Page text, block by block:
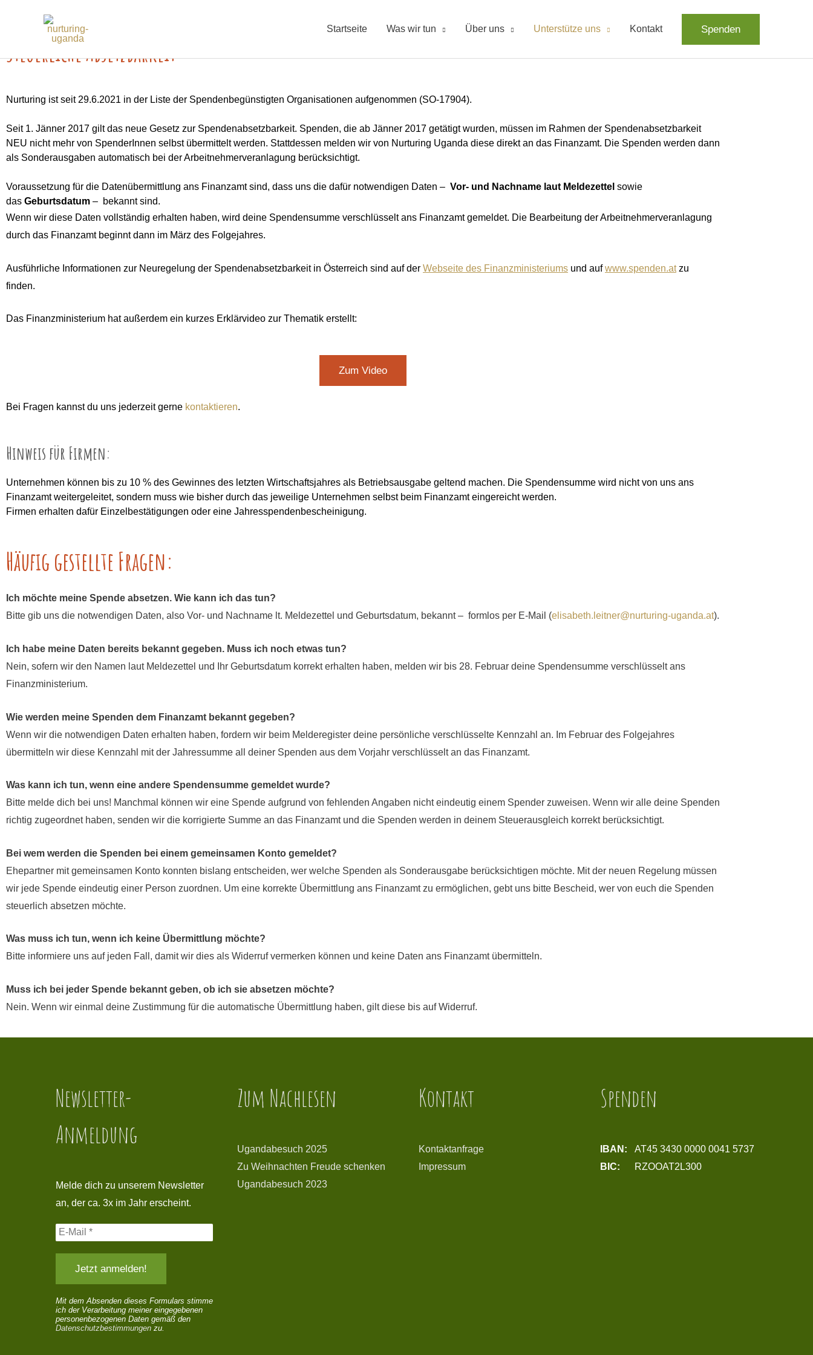
Startseite Was wir tun Über uns Unterstütze uns Kontakt Spenden
Steuerliche Absetzbarkeit
Nurturing ist seit 29.6.2021 in der Liste der Spendenbegünstigten Organisationen aufgenommen (SO-17904).
Seit 1. Jänner 2017 gilt das neue Gesetz zur Spendenabsetzbarkeit. Spenden, die ab Jänner 2017 getätigt wurden, müssen im Rahmen der Spendenabsetzbarkeit
NEU nicht mehr von SpenderInnen selbst übermittelt werden. Stattdessen melden wir von Nurturing Uganda diese direkt an das Finanzamt. Die Spenden werden dann
als Sonderausgaben automatisch bei der Arbeitnehmerveranlagung berücksichtigt.
Voraussetzung für die Datenübermittlung ans Finanzamt sind, dass uns die dafür notwendigen Daten – Vor- und Nachname laut Meldezettel sowie
das Geburtsdatum – bekannt sind.
Wenn wir diese Daten vollständig erhalten haben, wird deine Spendensumme verschlüsselt ans Finanzamt gemeldet. Die Bearbeitung der Arbeitnehmerveranlagung
durch das Finanzamt beginnt dann im März des Folgejahres.
Ausführliche Informationen zur Neuregelung der Spendenabsetzbarkeit in Österreich sind auf der Webseite des Finanzministeriums und aufwww.spenden.atzu
finden.
Das Finanzministerium hat außerdem ein kurzes Erklärvideo zur Thematik erstellt:
Zum Video
Bei Fragen kannst du uns jederzeit gerne kontaktieren.
Hinweis für Firmen:
Unternehmen können bis zu 10 % des Gewinnes des letzten Wirtschaftsjahres als Betriebsausgabe geltend machen. Die Spendensumme wird nicht von uns ans
Finanzamt weitergeleitet, sondern muss wie bisher durch das jeweilige Unternehmen selbst beim Finanzamt eingereicht werden.
Firmen erhalten dafür Einzelbestätigungen oder eine Jahresspendenbescheinigung.
Häufig gestellte Fragen:
Ich möchte meine Spende absetzen. Wie kann ich das tun?
Bitte gib uns die notwendigen Daten, also Vor- und Nachname lt. Meldezettel und Geburtsdatum, bekannt – formlos per E-Mail (elisabeth.leitner@nurturing-uganda.at).
Ich habe meine Daten bereits bekannt gegeben. Muss ich noch etwas tun?
Nein, sofern wir den Namen laut Meldezettel und Ihr Geburtsdatum korrekt erhalten haben, melden wir bis 28. Februar deine Spendensumme verschlüsselt ans
Finanzministerium.
Wie werden meine Spenden dem Finanzamt bekannt gegeben?
Wenn wir die notwendigen Daten erhalten haben, fordern wir beim Melderegister deine persönliche verschlüsselte Kennzahl an. Im Februar des Folgejahres
übermitteln wir diese Kennzahl mit der Jahressumme all deiner Spenden aus dem Vorjahr verschlüsselt an das Finanzamt.
Was kann ich tun, wenn eine andere Spendensumme gemeldet wurde?
Bitte melde dich bei uns! Manchmal können wir eine Spende aufgrund von fehlenden Angaben nicht eindeutig einem Spender zuweisen. Wenn wir alle deine Spenden
richtig zugeordnet haben, senden wir die korrigierte Summe an das Finanzamt und die Spenden werden in deinem Steuerausgleich korrekt berücksichtigt.
Bei wem werden die Spenden bei einem gemeinsamen Konto gemeldet?
Ehepartner mit gemeinsamen Konto konnten bislang entscheiden, wer welche Spenden als Sonderausgabe berücksichtigen möchte. Mit der neuen Regelung müssen
wir jede Spende eindeutig einer Person zuordnen. Um eine korrekte Übermittlung ans Finanzamt zu ermöglichen, gebt uns bitte Bescheid, wer von euch die Spenden
steuerlich absetzen möchte.
Was muss ich tun, wenn ich keine Übermittlung möchte?
Bitte informiere uns auf jeden Fall, damit wir dies als Widerruf vermerken können und keine Daten ans Finanzamt übermitteln.
Muss ich bei jeder Spende bekannt geben, ob ich sie absetzen möchte?
Nein. Wenn wir einmal deine Zustimmung für die automatische Übermittlung haben, gilt diese bis auf Widerruf.
Newsletter-
Anmeldung
Melde dich zu unserem Newsletter
an, der ca. 3x im Jahr erscheint.
Mit dem Absenden dieses Formulars stimme
ich der Verarbeitung meiner eingegebenen
personenbezogenen Daten gemäß den
Datenschutzbestimmungen zu.
Zum Nachlesen
Ugandabesuch 2025
Zu Weihnachten Freude schenken
Ugandabesuch 2023
Kontakt
Kontaktanfrage
Impressum
Spenden
IBAN: AT45 3430 0000 0041 5737
BIC:
RZOOAT2L300